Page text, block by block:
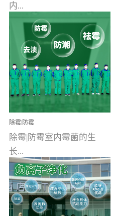
内...
空气污染净化治理）工业
文明的进步，创造了多姿
多彩的家居产品和生活情
调，但也带来了以甲醛为
首的室内...
除霉|防霉
除霉|防霉室内霉菌的生
长...
受温度、湿度、基质养
分、通风四个条件影响，